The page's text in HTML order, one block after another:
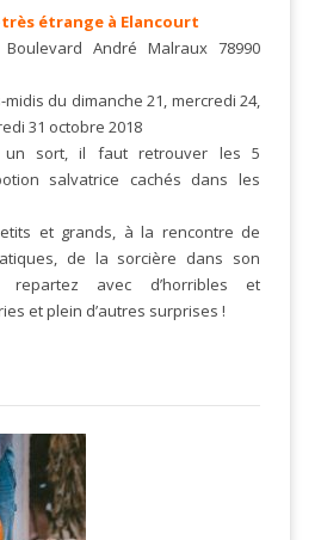
étrange à Elancourt
André Malraux 78990
du dimanche 21, mercredi 24,
31 octobre 2018
sort, il faut retrouver les 5
salvatrice cachés dans les
et grands, à la rencontre de
de la sorcière dans son
avec d’horribles et
et plein d’autres surprises !